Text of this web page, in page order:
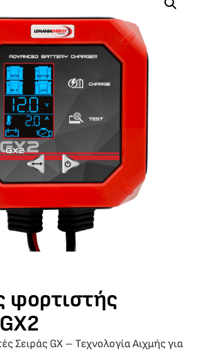
φορτιστής
Σειράς GX – Τεχνολογία Αιχμής για